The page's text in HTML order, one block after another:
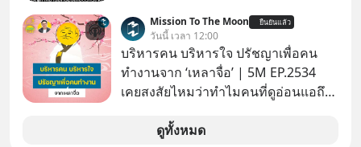
เบอร์ต้น ๆ ของโลก
Mission To The Moon ยืนยันแล้ว
วันนี้ เวลา 12:00
บริหารคน บริหารใจ ปรัชญาเพื่อคน
ทำงานจาก ‘เหลาจื่อ’ | 5M EP.2534
เคยสงสัยไหมว่าทำไมคนที่ดูอ่อนแอถึง
สถานการณ์ แล้วทำไมคนที่ไม่ออกแรง
ดูทั้งหมด